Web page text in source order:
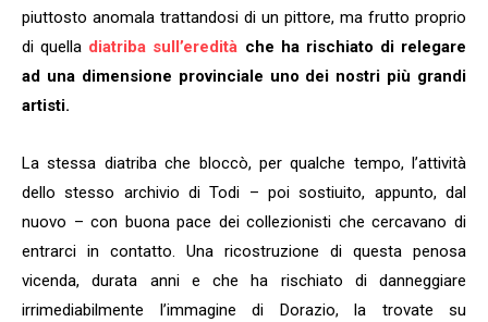
piuttosto anomala trattandosi di un pittore, ma frutto proprio
di quella diatriba sull’eredità che ha rischiato di relegare
ad una dimensione provinciale uno dei nostri più grandi
artisti.
La stessa diatriba che bloccò, per qualche tempo, l’attività
dello stesso archivio di Todi – poi sostiuito, appunto, dal
nuovo – con buona pace dei collezionisti che cercavano di
entrarci in contatto. Una ricostruzione di questa penosa
vicenda, durata anni e che ha rischiato di danneggiare
irrimediabilmente l’immagine di Dorazio, la trovate su